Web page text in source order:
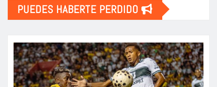
PUEDES HABERTE PERDIDO